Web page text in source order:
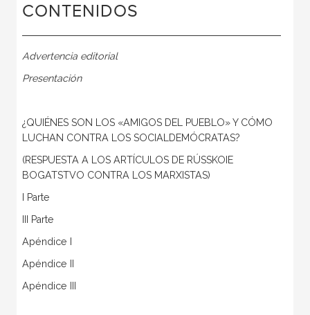
CONTENIDOS
Advertencia editorial
Presentación
¿QUIÉNES SON LOS «AMIGOS DEL PUEBLO» Y CÓMO
LUCHAN CONTRA LOS SOCIALDEMÓCRATAS?
(RESPUESTA A LOS ARTÍCULOS DE RÚSSKOIE
BOGATSTVO CONTRA LOS MARXISTAS)
I Parte
III Parte
Apéndice I
Apéndice II
Apéndice III